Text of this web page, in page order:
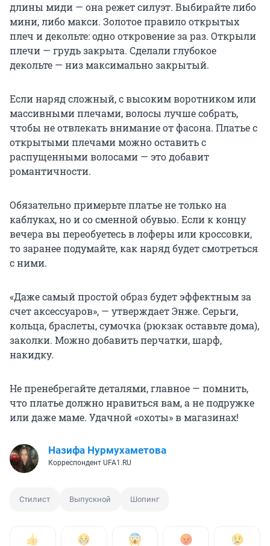
длины миди — она режет силуэт. Выбирайте либо
мини, либо макси. Золотое правило открытых
плеч и декольте: одно откровение за раз. Открыли
плечи — грудь закрыта. Сделали глубокое
декольте — низ максимально закрытый.
Если наряд сложный, с высоким воротником или
массивными плечами, волосы лучше собрать,
чтобы не отвлекать внимание от фасона. Платье с
открытыми плечами можно оставить с
распущенными волосами — это добавит
романтичности.
Обязательно примерьте платье не только на
каблуках, но и со сменной обувью. Если к концу
вечера вы переобуетесь в лоферы или кроссовки,
то заранее подумайте, как наряд будет смотреться
с ними.
«Даже самый простой образ будет эффектным за
счет аксессуаров», — утверждает Энже. Серьги,
кольца, браслеты, сумочка (рюкзак оставьте дома),
заколки. Можно добавить перчатки, шарф,
накидку.
Не пренебрегайте деталями, главное — помнить,
что платье должно нравиться вам, а не подружке
или даже маме. Удачной «охоты» в магазинах!
Назифа Нурмухаметова
Корреспондент UFA1.RU
Стилист Выпускной Шопинг